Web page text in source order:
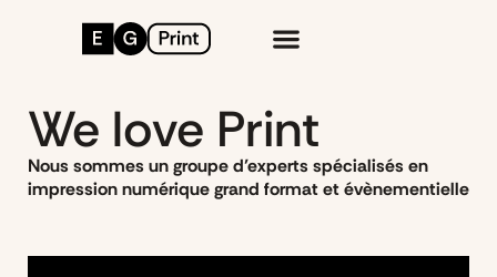
We love Print
Nous sommes un groupe d’experts spécialisés en
impression numérique grand format et évènementielle